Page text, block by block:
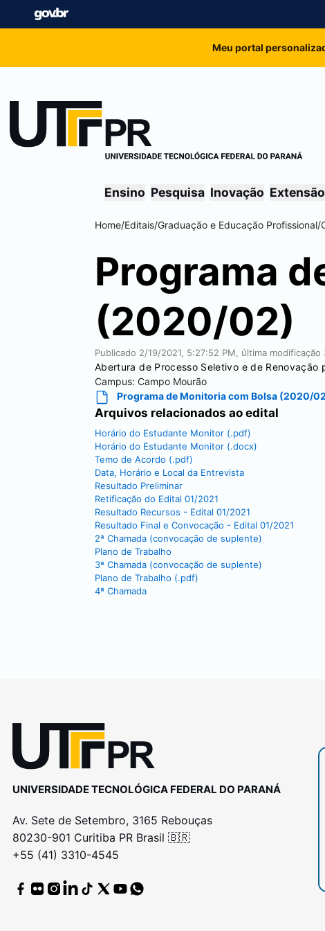
Meu portal
Ensino Pesquisa Inovação Extensão
Home/Editais/Graduação e Educação Profissional/
Programa
(2020/02)
Publicado 2/19/2021, 5:27:52 PM , última modificação
Abertura de Processo Seletivo e de Renovação
Campus: Campo Mourão
Programa de Monitoria com Bolsa (2020/
Arquivos relacionados ao edital
Horário do Estudante Monitor (.pdf)
Horário do Estudante Monitor (.docx)
Temo de Acordo (.pdf)
Data, Horário e Local da Entrevista
Resultado Preliminar
Retificação do Edital 01/2021
Resultado Recursos - Edital 01/2021
Resultado Final e Convocação - Edital 01/2021
2ª Chamada (convocação de suplente)
Plano de Trabalho
3ª Chamada (convocação de suplente)
Plano de Trabalho (.pdf)
4ª Chamada
UNIVERSIDADE TECNOLÓGICA FEDERAL DO PARANÁ
Av. Sete de Setembro, 3165 Rebouças
80230-901 Curitiba PR Brasil 🇧🇷
+55 (41) 3310-4545